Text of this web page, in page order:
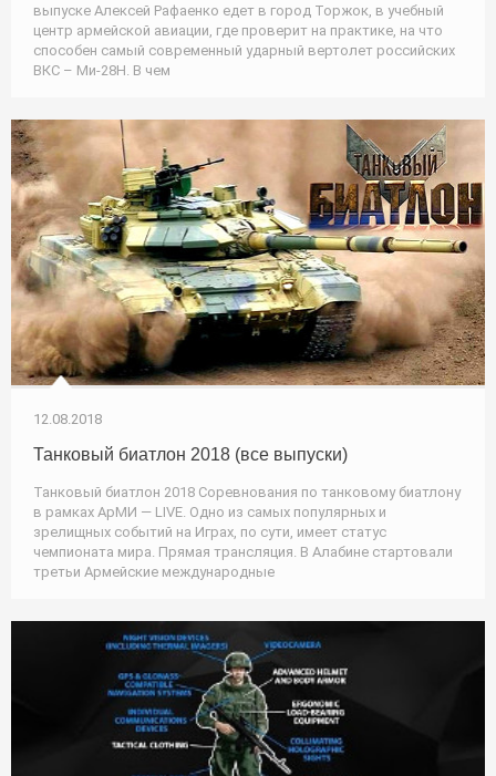
выпуске Алексей Рафаенко едет в город Торжок, в учебный
центр армейской авиации, где проверит на практике, на что
способен самый современный ударный вертолет российских
ВКС – Ми‑28Н. В чем
12.08.2018
Танковый биатлон 2018 (все выпуски)
Танковый биатлон 2018 Соревнования по танковому биатлону
в рамках АрМИ — LIVE. Одно из самых популярных и
зрелищных событий на Играх, по сути, имеет статус
чемпионата мира. Прямая трансляция. В Алабине стартовали
третьи Армейские международные